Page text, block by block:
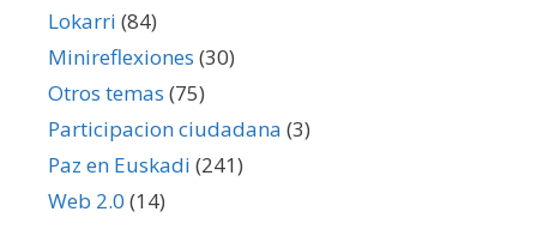
Lokarri (84)
Minireflexiones (30)
Otros temas (75)
Participacion ciudadana (3)
Paz en Euskadi (241)
Web 2.0 (14)